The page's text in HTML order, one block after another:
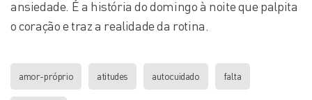
ansiedade. É a história do domingo à noite que palpita
o coração e traz a realidade da rotina.
amor-próprio atitudes autocuidado falta